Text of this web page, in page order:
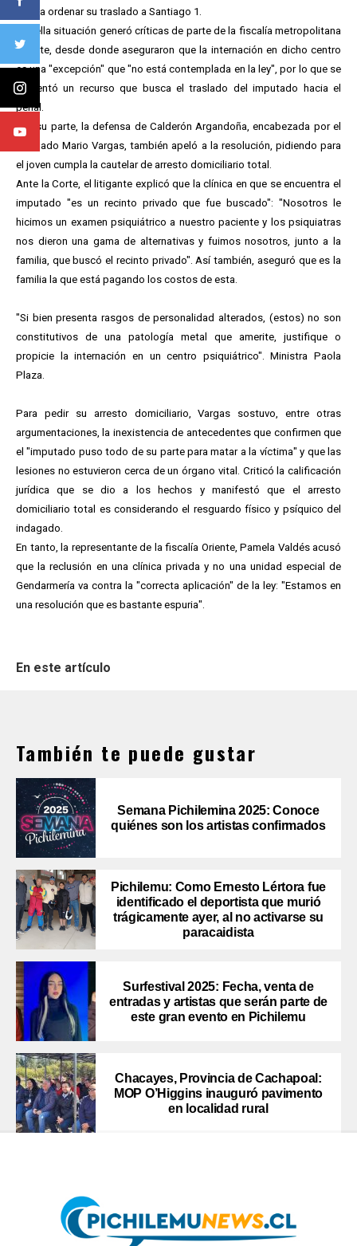
pueda ordenar su traslado a Santiago 1.
Aquella situación generó críticas de parte de la fiscalía metropolitana
Oriente, desde donde aseguraron que la internación en dicho centro
es una "excepción" que "no está contemplada en la ley", por lo que se
presentó un recurso que busca el traslado del imputado hacia el
penal.
Por su parte, la defensa de Calderón Argandoña, encabezada por el
abogado Mario Vargas, también apeló a la resolución, pidiendo para
el joven cumpla la cautelar de arresto domiciliario total.
Ante la Corte, el litigante explicó que la clínica en que se encuentra el
imputado "es un recinto privado que fue buscado": "Nosotros le
hicimos un examen psiquiátrico a nuestro paciente y los psiquiatras
nos dieron una gama de alternativas y fuimos nosotros, junto a la
familia, que buscó el recinto privado". Así también, aseguró que es la
familia la que está pagando los costos de esta.
"Si bien presenta rasgos de personalidad alterados, (estos) no son
constitutivos de una patología metal que amerite, justifique o
propicie la internación en un centro psiquiátrico". Ministra Paola
Plaza.
Para pedir su arresto domiciliario, Vargas sostuvo, entre otras
argumentaciones, la inexistencia de antecedentes que confirmen que
el "imputado puso todo de su parte para matar a la víctima" y que las
lesiones no estuvieron cerca de un órgano vital. Criticó la calificación
jurídica que se dio a los hechos y manifestó que el arresto
domiciliario total es considerando el resguardo físico y psíquico del
indagado.
En tanto, la representante de la fiscalía Oriente, Pamela Valdés acusó
que la reclusión en una clínica privada y no una unidad especial de
Gendarmería va contra la "correcta aplicación" de la ley: "Estamos en
una resolución que es bastante espuria".
En este artículo
También te puede gustar
Semana Pichilemina 2025: Conoce
quiénes son los artistas confirmados
Pichilemu: Como Ernesto Lértora fue
identificado el deportista que murió
trágicamente ayer, al no activarse su
paracaidista
Surfestival 2025: Fecha, venta de
entradas y artistas que serán parte de
este gran evento en Pichilemu
Chacayes, Provincia de Cachapoal:
MOP O’Higgins inauguró pavimento
en localidad rural